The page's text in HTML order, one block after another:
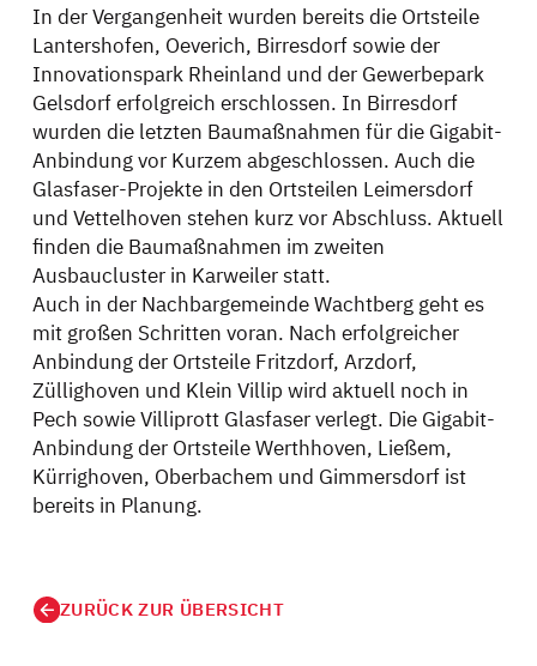
In der Vergangenheit wurden bereits die Ortsteile
Lantershofen, Oeverich, Birresdorf sowie der
Innovationspark Rheinland und der Gewerbepark
Gelsdorf erfolgreich erschlossen. In Birresdorf
wurden die letzten Baumaßnahmen für die Gigabit-
Anbindung vor Kurzem abgeschlossen. Auch die
Glasfaser-Projekte in den Ortsteilen Leimersdorf
und Vettelhoven stehen kurz vor Abschluss. Aktuell
finden die Baumaßnahmen im zweiten
Ausbaucluster in Karweiler statt.
Auch in der Nachbargemeinde Wachtberg geht es
mit großen Schritten voran. Nach erfolgreicher
Anbindung der Ortsteile Fritzdorf, Arzdorf,
Züllighoven und Klein Villip wird aktuell noch in
Pech sowie Villiprott Glasfaser verlegt. Die Gigabit-
Anbindung der Ortsteile Werthhoven, Ließem,
Kürrighoven, Oberbachem und Gimmersdorf ist
bereits in Planung.
ZURÜCK ZUR ÜBERSICHT